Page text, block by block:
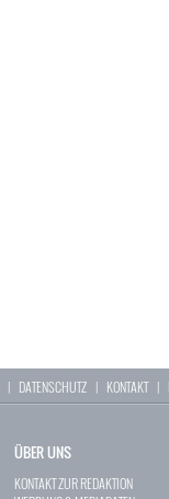
| DATENSCHUTZ | KONTAKT|
ÜBER UNS
KONTAKT ZUR REDAKTION